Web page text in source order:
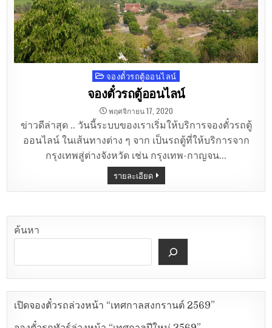
Posted
in
จองตั๋วรถตู้ออนไลน์
จองตั๋วรถตู้ออนไลน์
พฤศจิกายน 17, 2020
ข่าวดีล่าสุด .. วันนี้ระบบของเราเริ่มให้บริการจองตั๋วรถตู้
ออนไลน์ ในเส้นทางต่าง ๆ จาก เป็นรถตู้ที่ให้บริการจาก
กรุงเทพสู่ต่างจังหวัด เช่น กรุงเทพ-กาญจน…
รายละเอียด
ค้นหา
เปิดจองตั๋วรถล่วงหน้า “เทศกาลสงกรานต์ 2569”